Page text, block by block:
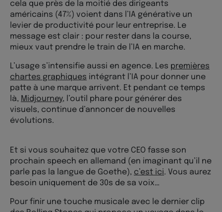
cela que près de la moitié des dirigeants
américains (47%) voient dans l’IA générative un
levier de productivité pour leur entreprise. Le
message est clair : pour rester dans la course,
mieux vaut prendre le train de l’IA en marche.
L’usage s’intensifie aussi en agence. Les premières
chartes graphiques intégrant l’IA pour donner une
patte à une marque arrivent. Et pendant ce temps
là, Midjourney, l’outil phare pour générer des
visuels, continue d’annoncer de nouvelles
évolutions.
Et si vous souhaitez que votre CEO fasse son
prochain speech en allemand (en imaginant qu’il ne
parle pas la langue de Goethe), c’est ici. Vous aurez
besoin uniquement de 30s de sa voix…
Pour finir une touche musicale avec le dernier clip